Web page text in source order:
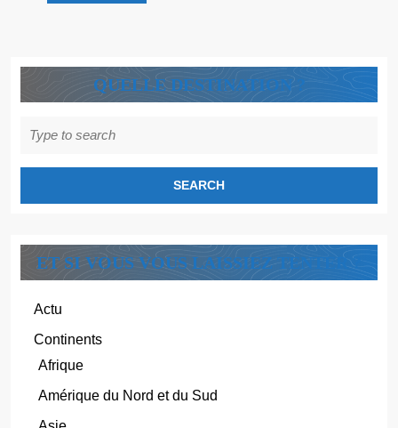
Découvre
QUELLE DESTINATION ?
for:
ET SI VOUS VOUS LAISSIEZ TENTER ?
Actu
Continents
Afrique
Amérique du Nord et du Sud